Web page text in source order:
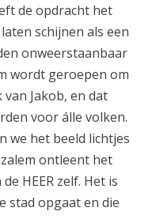
de opdracht het
schijnen als een
onweerstaanbaar
wordt geroepen om
Jakob, en dat
voor álle volken.
we het beeld lichtjes
ontleent het
HEER zelf. Het is
stad opgaat en die